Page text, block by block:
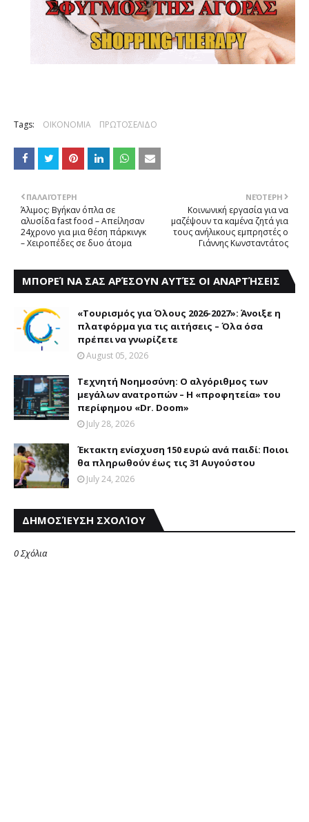
Tags: ΟΙΚΟΝΟΜΙΑ ΠΡΩΤΟΣΕΛΙΔΟ
ΝΕΌΤΕΡΗ
Κοινωνική εργασία για να
μαζέψουν τα καμένα ζητά για
τους ανήλικους εμπρηστές ο
Γιάννης Κωνσταντάτος
ΠΑΛΑΙΌΤΕΡΗ
Άλιμος: Βγήκαν όπλα σε
αλυσίδα fast food – Απείλησαν
24χρονο για μια θέση πάρκινγκ
– Χειροπέδες σε δυο άτομα
ΜΠΟΡΕΊ ΝΑ ΣΑΣ ΑΡΈΣΟΥΝ ΑΥΤΈΣ ΟΙ ΑΝΑΡΤΉΣΕΙΣ
«Τουρισμός για Όλους 2026-2027»: Άνοιξε η
πλατφόρμα για τις αιτήσεις – Όλα όσα
πρέπει να γνωρίζετε
August 05, 2026
Τεχνητή Νοημοσύνη: Ο αλγόριθμος των
μεγάλων ανατροπών – Η «προφητεία» του
περίφημου «Dr. Doom»
July 28, 2026
Έκτακτη ενίσχυση 150 ευρώ ανά παιδί: Ποιοι
θα πληρωθούν έως τις 31 Αυγούστου
July 24, 2026
ΔΗΜΟΣΊΕΥΣΗ ΣΧΟΛΊΟΥ
0 Σχόλια